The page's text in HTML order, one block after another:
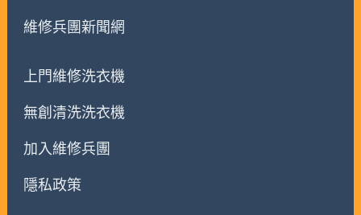
維修兵團新聞網
上門維修洗衣機
無創清洗洗衣機
加入維修兵團
隱私政策